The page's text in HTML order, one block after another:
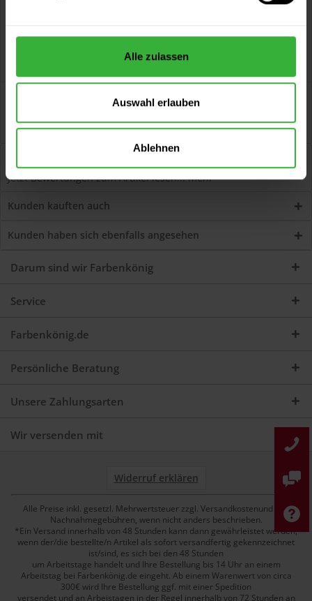
Alle zulassen
Auswahl erlauben
Ablehnen
emissions- und schadstoffarm,...mehr
Jetzt Bewertungen zum Artikel lesen...mehr
Kunden kauften auch
Kunden haben sich ebenfalls angesehen
Darum sind wir Farbenkönig
Service
Farbenkönig.de
Persönliche Beratung
Unsere Zahlungsarten
Wir versenden mit
Widerruf erklären
Alle Preise inkl. gesetzl. Mehrwertsteuer zzgl. Versandkostenund ggf.
Nachnahmegebühren, wenn nicht anders beschrieben.
*Ein Versand innerhalb von 48 Stunden kann dann gewährleistet werden,
wenn der/die bestellte/n Artikel als sofort versandfertig gekennzeichnet
ist/sind, es sich bei den 48 Stunden
um Arbeitstage handelt und Ihre Bestellung bis 14 Uhr an einem
Arbeitstag bei Farbenkönig.de eingeht. Ab einem Warenwert von circa
300€ wird Ihre Bestellung ggf. mit einer Spedition
versendet und an Arbeistagen in der Regel innerhalb von 72 Stunden an